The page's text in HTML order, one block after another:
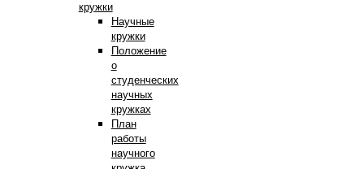
кружки
Научные
кружки
Положение
о
студенческих
научных
кружках
План
работы
научного